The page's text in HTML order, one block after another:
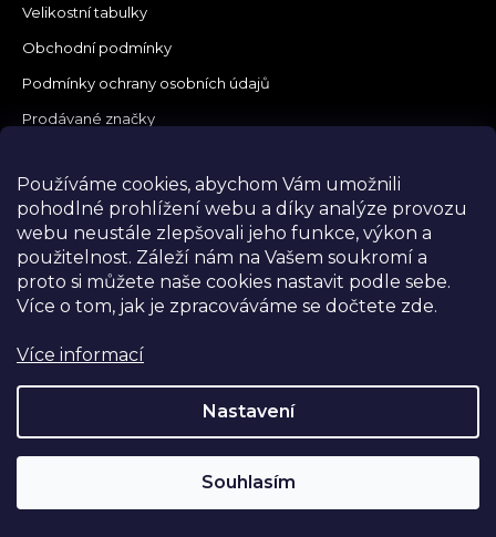
Používáme cookies, abychom Vám umožnili
pohodlné prohlížení webu a díky analýze provozu
webu neustále zlepšovali jeho funkce, výkon a
použitelnost. Záleží nám na Vašem soukromí a
proto si můžete naše cookies nastavit podle sebe.
Více o tom, jak je zpracováváme se dočtete zde.
Více informací
Nastavení
Souhlasím
Velikostní tabulky
Obchodní podmínky
Podmínky ochrany osobních údajů
Prodávané značky